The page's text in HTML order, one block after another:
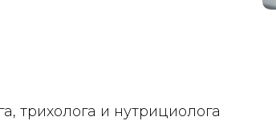
трихолога и нутрициолога